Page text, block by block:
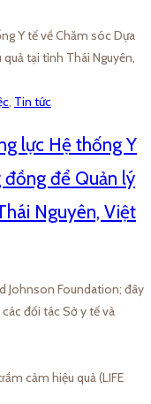
, Tin tức
lực Hệ thống Y
để Quản lý
Nguyên, Việt
Johnson Foundation; đây
đối tác Sở y tế và